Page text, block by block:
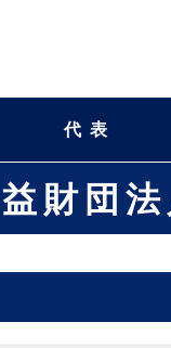
代表
財団